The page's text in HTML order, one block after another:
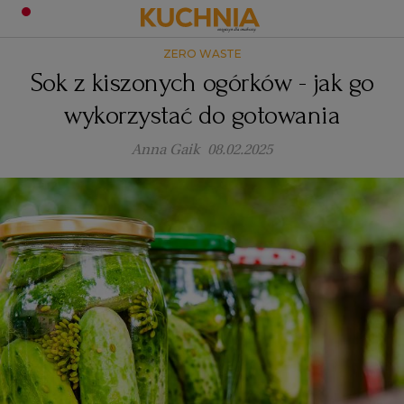
ŚNIADANIA
OBIADY
KOLACJE
DESERY
ZUPY
CIASTA
OKAZJE
HALLOWEEN
BOŻE NARODZENIE
KARNAWAŁ
WIELKANOC
WALENTYNKI
KUCHNIE ŚWIATA
KUCHNIA WŁOSKA
KUCHNIA BRYTYJSKA
KUCHNIA AFRYKAŃSKA
KUCHNIA JAPOŃSKA
DANIA SEZONOWE
PORADY
SZKOŁA GOTOWANIA
PORADY
ZDROWA DIETA
DIETA
DO POCZYTANIA
Zaloguj się
ZERO WASTE
Sok z kiszonych ogórków - jak go
wykorzystać do gotowania
Anna Gaik 08.02.2025